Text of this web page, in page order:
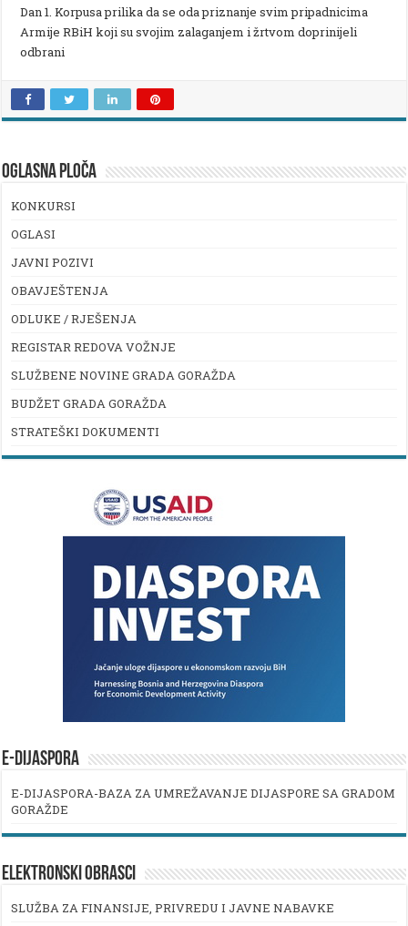
Dan 1. Korpusa prilika da se oda priznanje svim pripadnicima
Armije RBiH koji su svojim zalaganjem i žrtvom doprinijeli
odbrani
OGLASNA PLOČA
KONKURSI
OGLASI
JAVNI POZIVI
OBAVJEŠTENJA
ODLUKE / RJEŠENJA
REGISTAR REDOVA VOŽNJE
SLUŽBENE NOVINE GRADA GORAŽDA
BUDŽET GRADA GORAŽDA
STRATEŠKI DOKUMENTI
E-DIJASPORA
E-DIJASPORA-BAZA ZA UMREŽAVANJE DIJASPORE SA GRADOM
GORAŽDE
ELEKTRONSKI OBRASCI
SLUŽBA ZA FINANSIJE, PRIVREDU I JAVNE NABAVKE